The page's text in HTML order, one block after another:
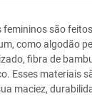
femininos são
como algodão
fibra de
Esses materiais
maciez,